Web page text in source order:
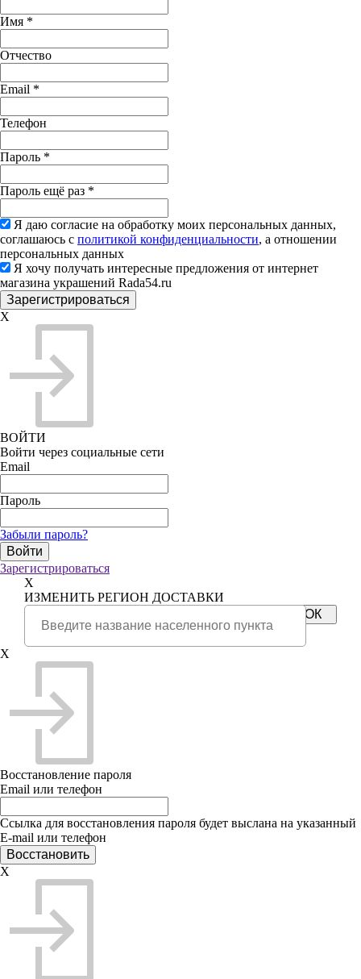
Имя *
Отчество
Email *
Телефон
Пароль *
Пароль ещё раз *
Я даю согласие на обработку моих персональных данных,
соглашаюсь с политикой конфиденциальности, а отношении
персональных данных
Я хочу получать интересные предложения от интернет
магазина украшений Rada54.ru
X
ВОЙТИ
Войти через социальные сети
Email
Пароль
Забыли пароль?
Зарегистрироваться
X
ИЗМЕНИТЬ РЕГИОН ДОСТАВКИ
X
Восстановление пароля
Email или телефон
Ссылка для восстановления пароля будет выслана на указанный
E-mail или телефон
X